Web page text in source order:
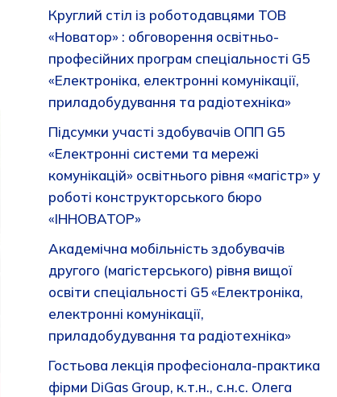
Круглий стіл із роботодавцями ТОВ
«Новатор» : обговорення освітньо-
професійних програм спеціальності G5
«Електроніка, електронні комунікації,
приладобудування та радіотехніка»
Підсумки участі здобувачів ОПП G5
«Електронні системи та мережі
комунікацій» освітнього рівня «магістр» у
роботі конструкторського бюро
«ІННОВАТОР»
Академічна мобільність здобувачів
другого (магістерського) рівня вищої
освіти спеціальності G5 «Електроніка,
електронні комунікації,
приладобудування та радіотехніка»
Гостьова лекція професіонала-практика
фірми DiGas Group, к.т.н., с.н.с. Олега